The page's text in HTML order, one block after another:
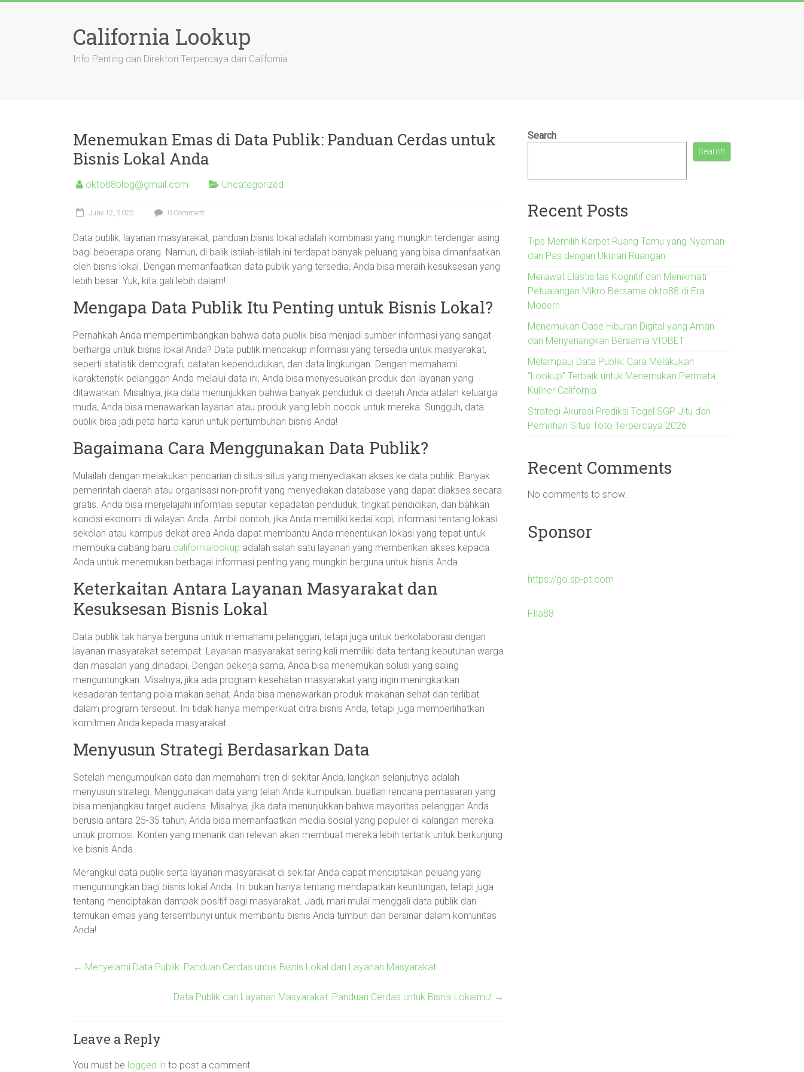
California Lookup
Info Penting dan Direktori Terpercaya dari California
Menemukan Emas di Data Publik: Panduan Cerdas untuk
Bisnis Lokal Anda
okto88blog@gmail.com Uncategorized
June 12, 2025 0 Comment
Data publik, layanan masyarakat, panduan bisnis lokal adalah kombinasi yang mungkin terdengar asing
bagi beberapa orang. Namun, di balik istilah-istilah ini terdapat banyak peluang yang bisa dimanfaatkan
oleh bisnis lokal. Dengan memanfaatkan data publik yang tersedia, Anda bisa meraih kesuksesan yang
lebih besar. Yuk, kita gali lebih dalam!
Mengapa Data Publik Itu Penting untuk Bisnis Lokal?
Pernahkah Anda mempertimbangkan bahwa data publik bisa menjadi sumber informasi yang sangat
berharga untuk bisnis lokal Anda? Data publik mencakup informasi yang tersedia untuk masyarakat,
seperti statistik demografi, catatan kependudukan, dan data lingkungan. Dengan memahami
karakteristik pelanggan Anda melalui data ini, Anda bisa menyesuaikan produk dan layanan yang
ditawarkan. Misalnya, jika data menunjukkan bahwa banyak penduduk di daerah Anda adalah keluarga
muda, Anda bisa menawarkan layanan atau produk yang lebih cocok untuk mereka. Sungguh, data
publik bisa jadi peta harta karun untuk pertumbuhan bisnis Anda!
Bagaimana Cara Menggunakan Data Publik?
Mulailah dengan melakukan pencarian di situs-situs yang menyediakan akses ke data publik. Banyak
pemerintah daerah atau organisasi non-profit yang menyediakan database yang dapat diakses secara
gratis. Anda bisa menjelajahi informasi seputar kepadatan penduduk, tingkat pendidikan, dan bahkan
kondisi ekonomi di wilayah Anda. Ambil contoh, jika Anda memiliki kedai kopi, informasi tentang lokasi
sekolah atau kampus dekat area Anda dapat membantu Anda menentukan lokasi yang tepat untuk
membuka cabang baru.californialookup adalah salah satu layanan yang memberikan akses kepada
Anda untuk menemukan berbagai informasi penting yang mungkin berguna untuk bisnis Anda.
Keterkaitan Antara Layanan Masyarakat dan
Kesuksesan Bisnis Lokal
Data publik tak hanya berguna untuk memahami pelanggan, tetapi juga untuk berkolaborasi dengan
layanan masyarakat setempat. Layanan masyarakat sering kali memiliki data tentang kebutuhan warga
dan masalah yang dihadapi. Dengan bekerja sama, Anda bisa menemukan solusi yang saling
menguntungkan. Misalnya, jika ada program kesehatan masyarakat yang ingin meningkatkan
kesadaran tentang pola makan sehat, Anda bisa menawarkan produk makanan sehat dan terlibat
dalam program tersebut. Ini tidak hanya memperkuat citra bisnis Anda, tetapi juga memperlihatkan
komitmen Anda kepada masyarakat.
Menyusun Strategi Berdasarkan Data
Setelah mengumpulkan data dan memahami tren di sekitar Anda, langkah selanjutnya adalah
menyusun strategi. Menggunakan data yang telah Anda kumpulkan, buatlah rencana pemasaran yang
bisa menjangkau target audiens. Misalnya, jika data menunjukkan bahwa mayoritas pelanggan Anda
berusia antara 25-35 tahun, Anda bisa memanfaatkan media sosial yang populer di kalangan mereka
untuk promosi. Konten yang menarik dan relevan akan membuat mereka lebih tertarik untuk berkunjung
ke bisnis Anda.
Merangkul data publik serta layanan masyarakat di sekitar Anda dapat menciptakan peluang yang
menguntungkan bagi bisnis lokal Anda. Ini bukan hanya tentang mendapatkan keuntungan, tetapi juga
tentang menciptakan dampak positif bagi masyarakat. Jadi, mari mulai menggali data publik dan
temukan emas yang tersembunyi untuk membantu bisnis Anda tumbuh dan bersinar dalam komunitas
Anda!
← Menyelami Data Publik: Panduan Cerdas untuk Bisnis Lokal dan Layanan Masyarakat
Data Publik dan Layanan Masyarakat: Panduan Cerdas untuk Bisnis Lokalmu! →
Leave a Reply
You must be logged in to post a comment.
Search
Search
Recent Posts
Tips Memilih Karpet Ruang Tamu yang Nyaman
dan Pas dengan Ukuran Ruangan
Merawat Elastisitas Kognitif dan Menikmati
Petualangan Mikro Bersama okto88 di Era
Modern
Menemukan Oase Hiburan Digital yang Aman
dan Menyenangkan Bersama VIOBET
Melampaui Data Publik: Cara Melakukan
“Lookup” Terbaik untuk Menemukan Permata
Kuliner California
Strategi Akurasi Prediksi Togel SGP Jitu dan
Pemilihan Situs Toto Terpercaya 2026
Recent Comments
No comments to show.
Sponsor
https://go.sp-pt.com
FIla88